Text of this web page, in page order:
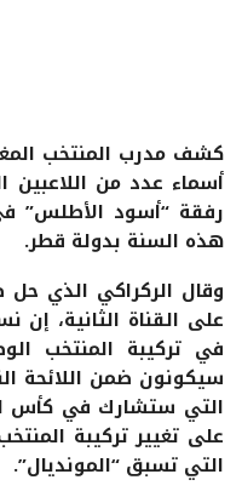
كشف مدرب المنتخب
أسماء عدد من اللاعبين
رفقة “أسود الأطلس”
هذه السنة بدولة قطر.
وقال الركراكي الذي حل
في تركيبة المنتخب
سيكونون ضمن اللائحة
التي ستشارك في كأس
على تغيير تركيبة
التي تسبق “المونديال”.